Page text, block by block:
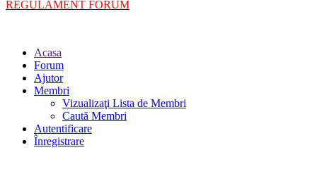
REGULAMENT FORUM
Acasa
Forum
Ajutor
Membri
Vizualizaţi Lista de Membri
Caută Membri
Autentificare
Înregistrare